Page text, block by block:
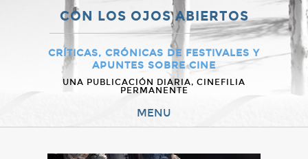
CON LOS OJOS ABIERTOS
CRÍTICAS, CRÓNICAS DE FESTIVALES Y
APUNTES SOBRE CINE
UNA PUBLICACIÓN DIARIA, CINEFILIA
PERMANENTE
MENU